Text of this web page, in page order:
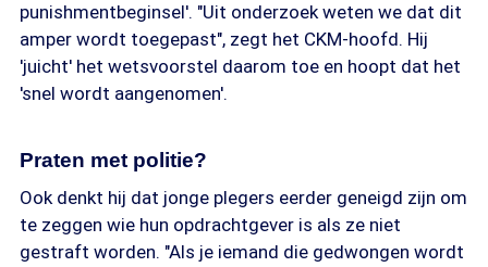
punishmentbeginsel'. "Uit onderzoek weten we dat dit
amper wordt toegepast", zegt het CKM-hoofd. Hij
'juicht' het wetsvoorstel daarom toe en hoopt dat het
'snel wordt aangenomen'.
Praten met politie?
Ook denkt hij dat jonge plegers eerder geneigd zijn om
te zeggen wie hun opdrachtgever is als ze niet
gestraft worden. "Als je iemand die gedwongen wordt